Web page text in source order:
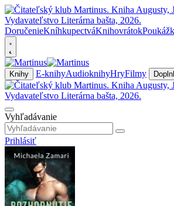
DoručenieKníhkupectváKnihovrátok
Knihy E-knihyAudioknihyHryFilmy
Vyhľadávanie
Prihlásiť